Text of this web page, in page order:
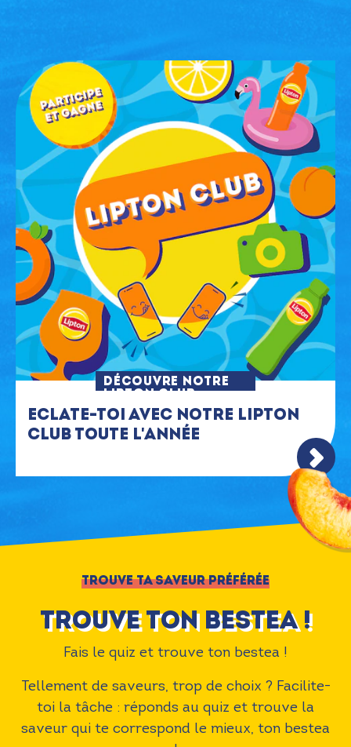
DÉCOUVRE NOTRE
LIPTON CLUB
Eclate-toi avec notre Lipton
Club toute l'année
>
TROUVE TA SAVEUR PRÉFÉRÉE
Trouve ton bestea !
Fais le quiz et trouve ton bestea !
Tellement de saveurs, trop de choix ? Facilite-
toi la tâche : réponds au quiz et trouve la
saveur qui te correspond le mieux, ton bestea